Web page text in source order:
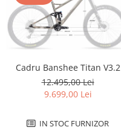
Set roți
Accesorii roți
Roți față
Schimbătoare spate
Cadru Banshee Titan V3.2
12.495,00 Lei
9.699,00 Lei
IN STOC FURNIZOR